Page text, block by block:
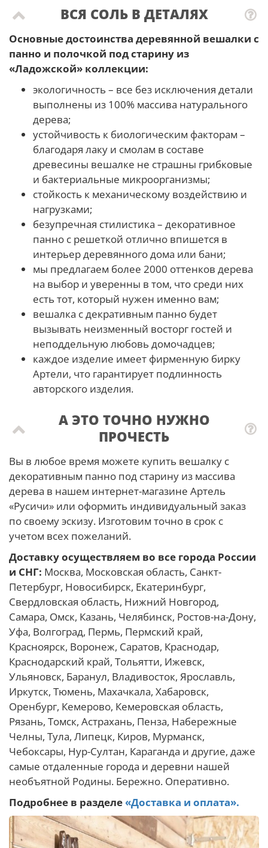
ВСЯ СОЛЬ В ДЕТАЛЯХ
Основные достоинства деревянной вешалки с
панно и полочкой под старину из
«Ладожской» коллекции:
экологичность – все без исключения детали
выполнены из 100% массива натурального
дерева;
устойчивость к биологическим факторам –
благодаря лаку и смолам в составе
древесины вешалке не страшны грибковые
и бактериальные микроорганизмы;
стойкость к механическому воздействию и
нагрузками;
безупречная стилистика – декоративное
панно с решеткой отлично впишется в
интерьер деревянного дома или бани;
мы предлагаем более 2000 оттенков дерева
на выбор и уверенны в том, что среди них
есть тот, который нужен именно вам;
вешалка с декративным панно будет
вызывать неизменный восторг гостей и
неподдельную любовь домочадцев;
каждое изделие имеет фирменную бирку
Артели, что гарантирует подлинность
авторского изделия.
А ЭТО ТОЧНО НУЖНО
ПРОЧЕСТЬ
Вы в любое время можете купить вешалку с
декоративным панно под старину из массива
дерева в нашем интернет-магазине Артель
«Русичи» или оформить индивидуальный заказ
по своему эскизу. Изготовим точно в срок с
учетом всех пожеланий.
Доставку осуществляем во все города России
и СНГ: Москва, Московская область, Санкт-
Петербург, Новосибирск, Екатеринбург,
Свердловская область, Нижний Новгород,
Самара, Омск, Казань, Челябинск, Ростов-на-Дону,
Уфа, Волгоград, Пермь, Пермский край,
Красноярск, Воронеж, Саратов, Краснодар,
Краснодарский край, Тольятти, Ижевск,
Ульяновск, Баранул, Владивосток, Ярославль,
Иркутск, Тюмень, Махачкала, Хабаровск,
Оренбург, Кемерово, Кемеровская область,
Рязань, Томск, Астрахань, Пенза, Набережные
Челны, Тула, Липецк, Киров, Мурманск,
Чебоксары, Нур-Султан, Караганда и другие, даже
самые отдаленные города и деревни нашей
необъятной Родины. Бережно. Оперативно.
Подробнее в разделе «Доставка и оплата».